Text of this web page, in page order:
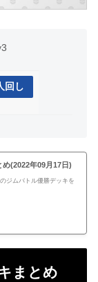
回し
め(2022年09月17日)
ジムバトル優勝デッキを
まとめ